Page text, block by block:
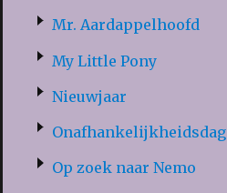
Mr. Aardappelhoofd
My Little Pony
Nieuwjaar
Onafhankelijkheidsdag
Op zoek naar Nemo